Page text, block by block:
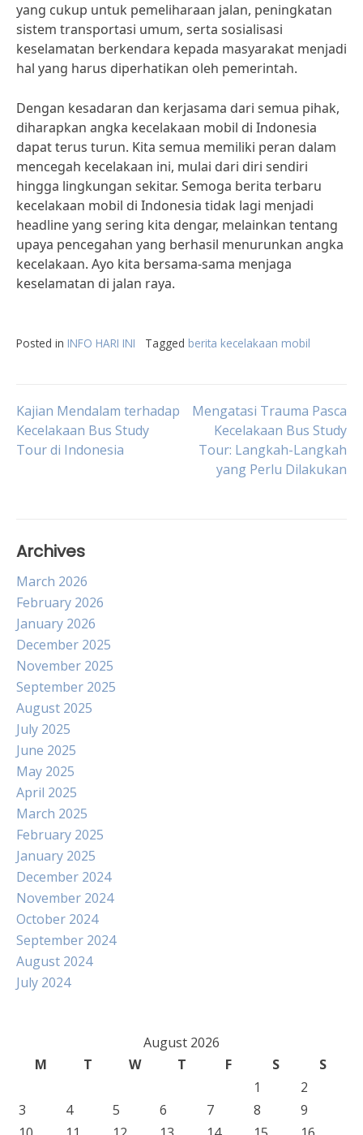
yang cukup untuk pemeliharaan jalan, peningkatan
sistem transportasi umum, serta sosialisasi
keselamatan berkendara kepada masyarakat menjadi
hal yang harus diperhatikan oleh pemerintah.
Dengan kesadaran dan kerjasama dari semua pihak,
diharapkan angka kecelakaan mobil di Indonesia
dapat terus turun. Kita semua memiliki peran dalam
mencegah kecelakaan ini, mulai dari diri sendiri
hingga lingkungan sekitar. Semoga berita terbaru
kecelakaan mobil di Indonesia tidak lagi menjadi
headline yang sering kita dengar, melainkan tentang
upaya pencegahan yang berhasil menurunkan angka
kecelakaan. Ayo kita bersama-sama menjaga
keselamatan di jalan raya.
Posted in INFO HARI INI Tagged berita kecelakaan mobil
Post
navigation
Kajian Mendalam terhadap
Kecelakaan Bus Study
Tour di Indonesia
Mengatasi Trauma Pasca
Kecelakaan Bus Study
Tour: Langkah-Langkah
yang Perlu Dilakukan
Archives
March 2026
February 2026
January 2026
December 2025
November 2025
September 2025
August 2025
July 2025
June 2025
May 2025
April 2025
March 2025
February 2025
January 2025
December 2024
November 2024
October 2024
September 2024
August 2024
July 2024
August 2026
M
T W T F S
S
1
2
3
4 5 6 7 8
9